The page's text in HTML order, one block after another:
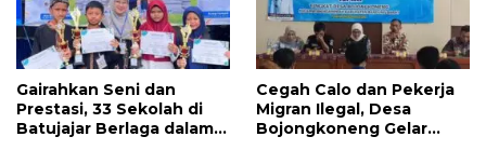
Gairahkan Seni dan
Prestasi, 33 Sekolah di
Batujajar Berlaga dalam
Cegah Calo dan Pekerja
Migran Ilegal, Desa
Bojongkoneng Gelar